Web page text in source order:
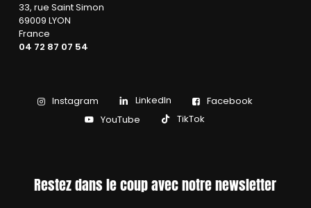
33, rue Saint Simon
69009 LYON
France
04 72 87 07 54
Instagram LinkedIn
Facebook
YouTube
TikTok
Restez dans le coup avec notre newsletter